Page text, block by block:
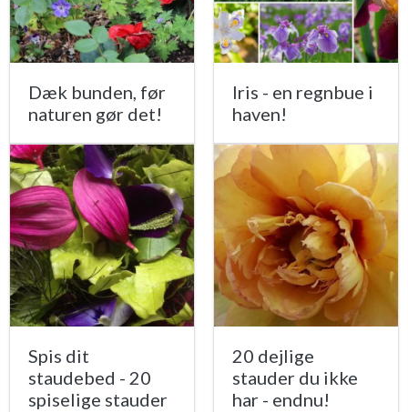
Dæk bunden, før
naturen gør det!
Iris - en regnbue i
haven!
Spis dit
staudebed - 20
spiselige stauder
20 dejlige
stauder du ikke
har - endnu!